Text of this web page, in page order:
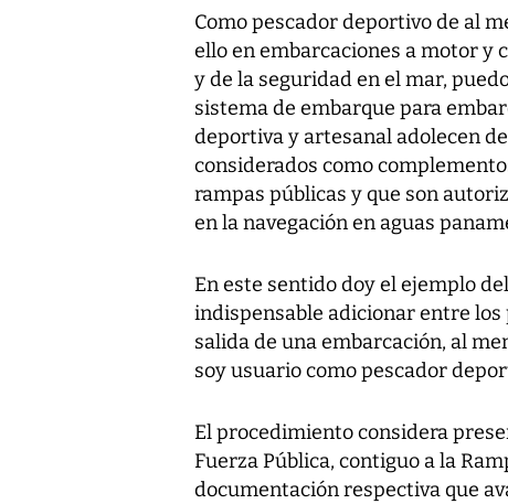
Como pescador deportivo de al
ello en embarcaciones a motor y
y de la seguridad en el mar,
sistema de embarque para
deportiva y artesanal adolecen
considerados como
rampas públicas y que son
en la navegación en aguas
En este sentido doy el ejemplo
indispensable adicionar entre
salida de una embarcación, al
soy usuario como pescador
El procedimiento considera
Fuerza Pública, contiguo a la
documentación respectiva que